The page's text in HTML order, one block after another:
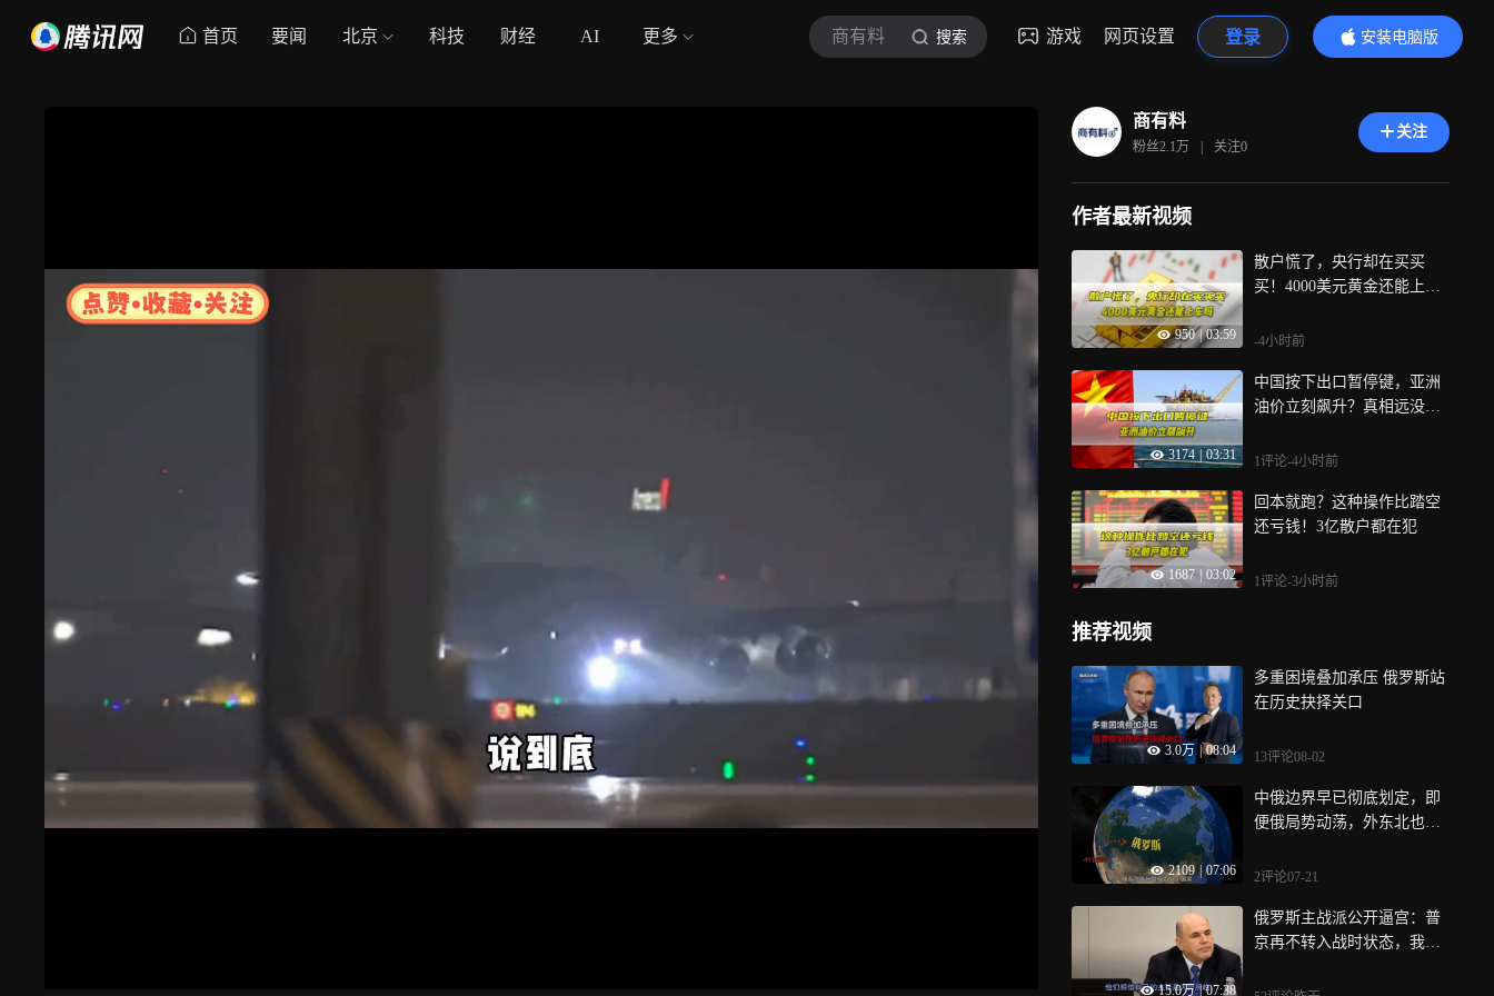
首页 要闻 北京 科技 财经 AI 更多 商有料 搜索 游戏 网页设置 登录
安装电脑版
内容更精彩
商有料
粉丝2.1万 | 关注0
关注
作者最新视频
950 | 03:59
散户慌了，央行却在买买
买！4000美元黄金还能上车
-4小时前
3174 03:31
中国按下出口暂停键，亚洲
油价立刻飙升？真相远没那
1评论-4小时前
1687 03:02
回本就跑？这种操作比踏空
还亏钱！3亿散户都在犯
1评论-3小时前
推荐视频
3.0万 08:04
多重困境叠加承压 俄罗斯站
在历史抉择关口
13评论08-02
2109 07:06
中俄边界早已彻底划定，即
便俄局势动荡，外东北也不
2评论07-21
15.0万 | 07:38
俄罗斯主战派公开逼宫：普
京再不转入战时状态，我们